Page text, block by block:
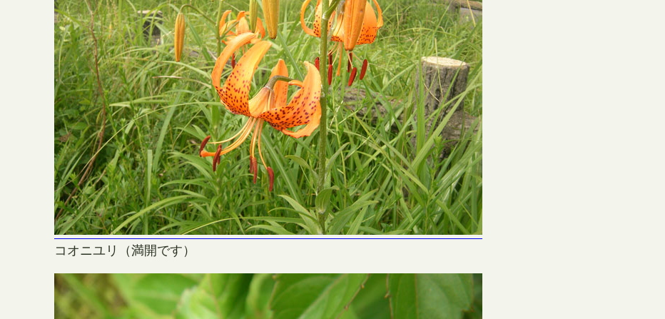
コオニユリ（満開です）